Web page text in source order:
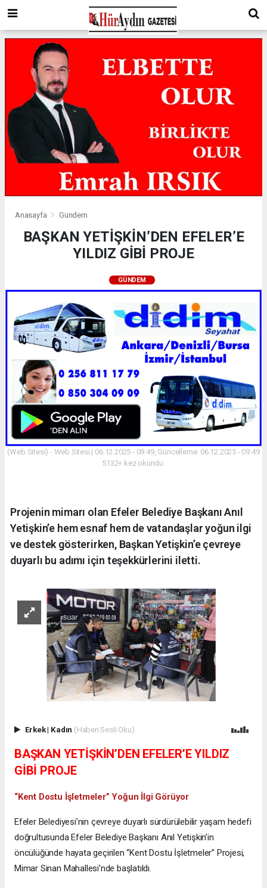
Anasayfa Gündem
BAŞKAN YETİŞKİN’DEN EFELER’E
YILDIZ GİBİ PROJE
GÜNDEM
(Web Sitesi) - Web Sitesi | 06.12.2025 - 09:49, Güncelleme: 06.12.2025 - 09:49
5132+ kez okundu.
Projenin mimarı olan Efeler Belediye Başkanı Anıl
Yetişkin’e hem esnaf hem de vatandaşlar yoğun ilgi
ve destek gösterirken, Başkan Yetişkin’e çevreye
duyarlı bu adımı için teşekkürlerini iletti.
Erkek| Kadın (Haberi Sesli Oku)
BAŞKAN YETİŞKİN’DEN EFELER’E YILDIZ
GİBİ PROJE
“Kent Dostu İşletmeler” Yoğun İlgi Görüyor
Efeler Belediyesi’nin çevreye duyarlı sürdürülebilir yaşam hedefi
doğrultusunda Efeler Belediye Başkanı Anıl Yetişkin’in
öncülüğünde hayata geçirilen “Kent Dostu İşletmeler” Projesi,
Mimar Sinan Mahallesi’nde başlatıldı.